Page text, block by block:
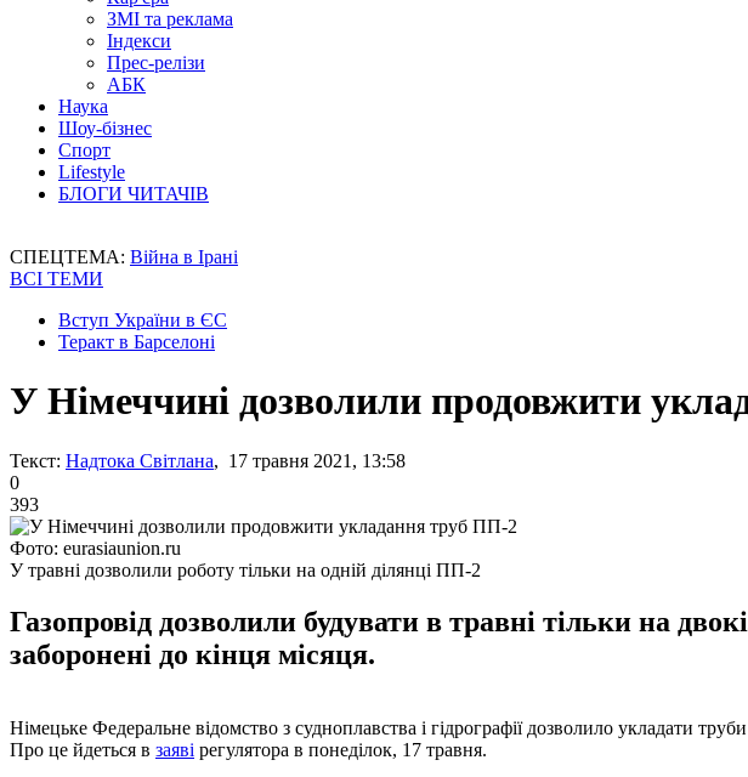
ЗМІ та реклама
Індекси
Прес-релізи
АБК
Наука
Шоу-бізнес
Спорт
Lifestyle
БЛОГИ ЧИТАЧІВ
СПЕЦТЕМА: Війна в Ірані
ВСІ ТЕМИ
Вступ України в ЄС
Теракт в Барселоні
У Німеччині дозволили продовжити
Текст: Надтока Світлана, 17 травня 2021, 13:58
0
393
Фото: eurasiaunion.ru
У травні дозволили роботу тільки на одній ділянці ПП-2
Газопровід дозволили будувати в травні тільки на
заборонені до кінця місяця.
Німецьке Федеральне відомство з судноплавства і гідрографії дозволило укладати
Про це йдеться в заяві регулятора в понеділок, 17 травня.